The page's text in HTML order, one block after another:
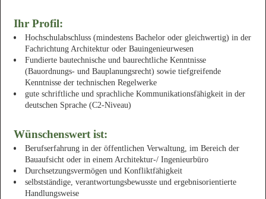
Ihr Profil:
Hochschulabschluss (mindestens Bachelor oder gleichwertig) in der
Fachrichtung Architektur oder Bauingenieurwesen
Fundierte bautechnische und baurechtliche Kenntnisse
(Bauordnungs- und Bauplanungsrecht) sowie tiefgreifende
Kenntnisse der technischen Regelwerke
gute schriftliche und sprachliche Kommunikationsfähigkeit in der
deutschen Sprache (C2-Niveau)
Wünschenswert ist:
Berufserfahrung in der öffentlichen Verwaltung, im Bereich der
Bauaufsicht oder in einem Architektur-/ Ingenieurbüro
Durchsetzungsvermögen und Konfliktfähigkeit
selbstständige, verantwortungsbewusste und ergebnisorientierte
Handlungsweise